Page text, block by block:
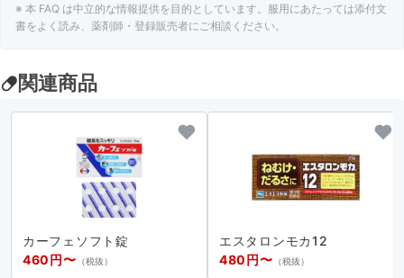
A.胃酸過多の症状がある人は、服用をさけてくださ
い。
※ 本 FAQ は中立的な情報提供を目的としています。服用にあたっては添付文
書をよく読み、薬剤師・登録販売者にご相談ください。
関連商品
カーフェソフト錠
460円〜 （税抜）
エスタロンモカ12
480円〜 （税抜）